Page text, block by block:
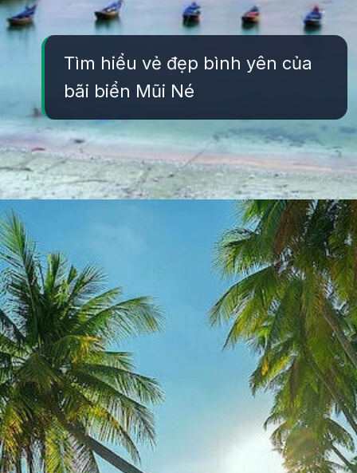
Tìm hiểu vẻ đẹp bình yên của
bãi biển Mũi Né
https://yeukhoahoc.edu.vn/bai-bien-mui-ne